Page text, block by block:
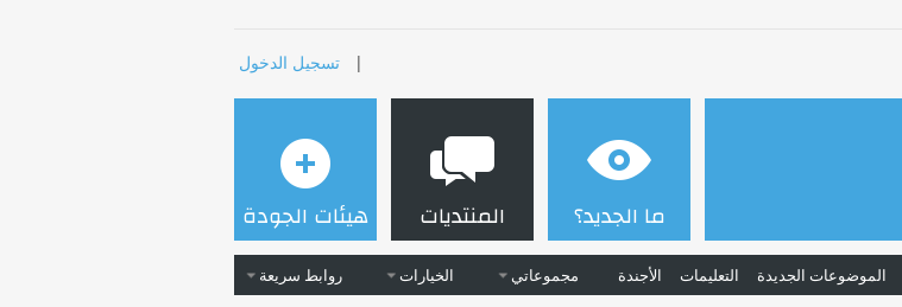
| تسجيل الدخول
ما الجديد؟ المنتديات
الموضوعات الجديدة التعليمات الأجندة مجموعاتي الخيارات روابط سريعة
هيئات الجودة